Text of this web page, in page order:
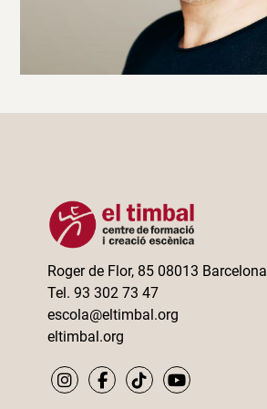
Roger de Flor, 85 08013 Barcelona
Tel. 93 302 73 47
escola@eltimbal.org
eltimbal.org